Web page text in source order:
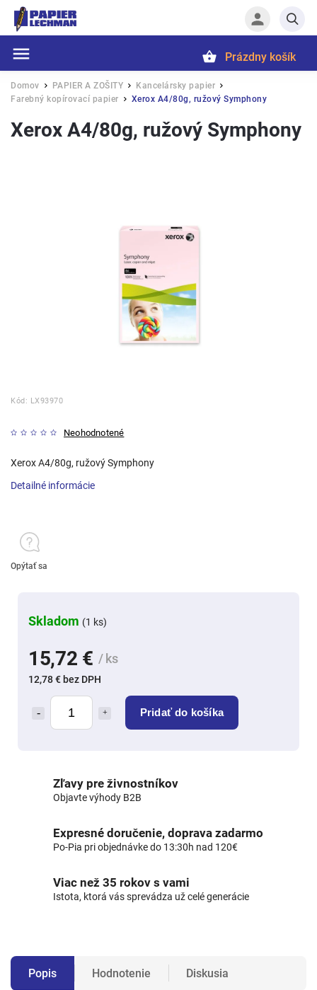
Prázdny košík
Domov / PAPIER A ZOŠITY / Kancelársky papier /
Farebný kopírovací papier / Xerox A4/80g, ružový Symphony
Xerox A4/80g, ružový Symphony
Kód: LX93970
Neohodnotené
15,72 € / ks
12,78 € bez DPH
Pridať do košíka
Skladom (1 ks)
Xerox A4/80g, ružový Symphony
Detailné informácie
Opýtať sa
Zľavy pre živnostníkov
Objavte výhody B2B
Expresné doručenie, doprava zadarmo
Po-Pia pri objednávke do 13:30h nad 120€
Viac než 35 rokov s vami
Istota, ktorá vás sprevádza už celé generácie
Popis Hodnotenie Diskusia